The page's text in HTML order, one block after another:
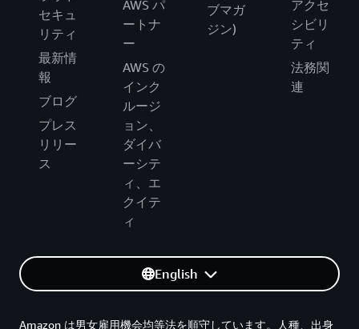
セキュ
リティ
最新情
報
ブログ
プレス
リリー
ス
AWS パ
ートナ
ー
AWS の
インク
ルージ
ョン、
ダイバ
ーシテ
ィ、エ
クイテ
ィ
ブマガ
ジン)
アクセ
シビリ
ティ
法務関
連
English
Amazon は男女雇用機会均等法を順守しています。人種、出身